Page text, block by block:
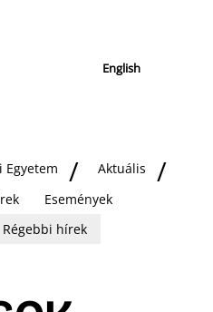
English
Egyetem
Aktuális
Események
Régebbi hírek